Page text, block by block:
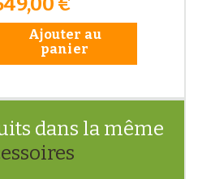
Ajouter au
panier
dans la même